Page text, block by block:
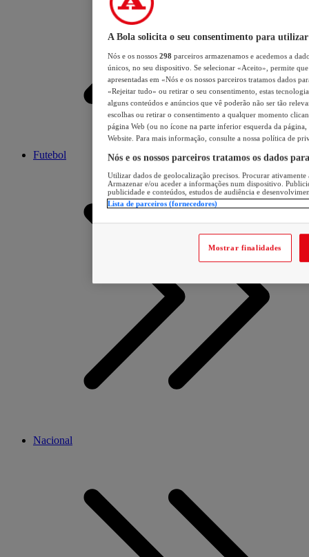
Futebol
Nacional
A Bola solicita o seu consentimento para utilizar
Nós e os nossos 298 parceiros armazenamos e acedemos a
únicos, no seu dispositivo. Se selecionar «Aceito», permite
apresentadas em «Nós e os nossos parceiros tratamos dados
«Rejeitar tudo» ou retirar o seu consentimento, estas
alguns conteúdos e anúncios que vê poderão não ser tão
escolhas ou retirar o consentimento a qualquer momento
página Web (ou no ícone na parte inferior esquerda da página,
Website. Para mais informação, consulte a nossa política de
Nós e os nossos parceiros tratamos os dados
Utilizar dados de geolocalização precisos. Procurar
Armazenar e/ou aceder a informações num dispositivo.
publicidade e conteúdos, estudos de audiência e
Lista de parceiros (fornecedores)
Mostrar finalidades